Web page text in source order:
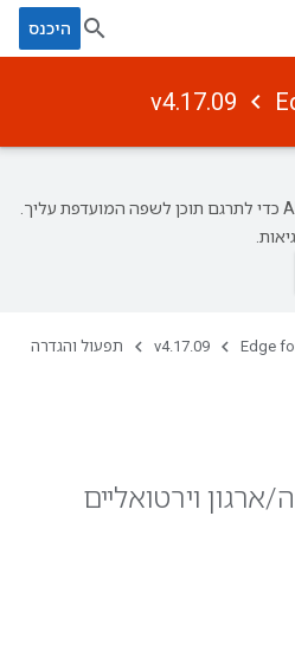
היכנס
v4.17.09
‫Google משתמשת בטכנולוגיית AI כדי לתרגם תוכן לשפה המועדפת עליך.
Edge
v4.17.09 תפעול והגדרה
/ארגון וירטואליים